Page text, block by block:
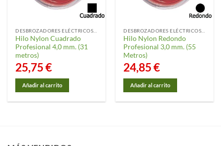
Hilo Nylon Cuadrado
Profesional 4,0 mm. (31
metros)
25,75€
Añadir al carrito
Hilo Nylon Redondo
Profesional 3,0 mm. (55
Metros)
24,85€
Añadir al carrito